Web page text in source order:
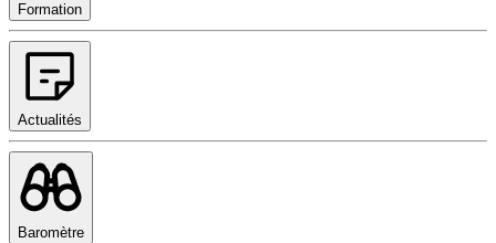
Formation
Actualités
Baromètre